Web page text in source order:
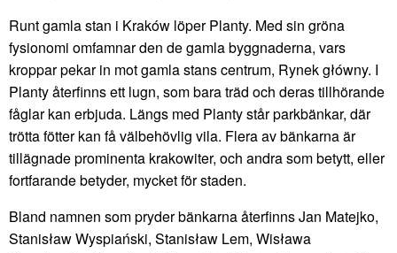
Runt gamla stan i Kraków löper Planty. Med sin gröna
fysionomi omfamnar den de gamla byggnaderna, vars
kroppar pekar in mot gamla stans centrum, Rynek główny. I
Planty återfinns ett lugn, som bara träd och deras tillhörande
fåglar kan erbjuda. Längs med Planty står parkbänkar, där
trötta fötter kan få välbehövlig vila. Flera av bänkarna är
tillägnade prominenta krakowiter, och andra som betytt, eller
fortfarande betyder, mycket för staden.
Bland namnen som pryder bänkarna återfinns Jan Matejko,
Stanisław Wyspiański, Stanisław Lem, Wisława